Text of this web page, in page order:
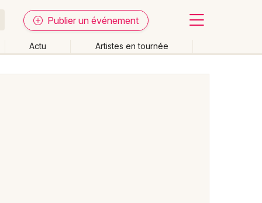
Publier un événement
Actu Artistes en tournée